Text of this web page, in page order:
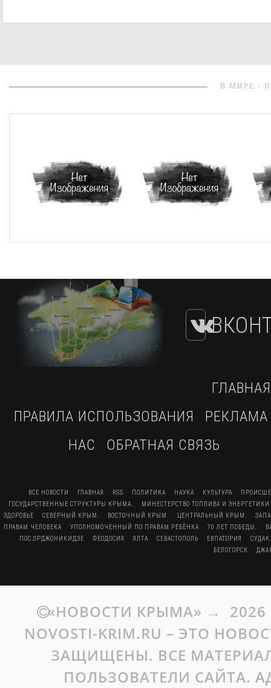
В МИРЕ -
ГЛАВНАЯ
ПРАВИЛА ИСПОЛЬЗОВАНИЯ
РЕКЛАМА
НАС
ОБРАТНАЯ СВЯЗЬ
ВСЕ НОВОСТИ ГЛАВНАЯ RSS ПОЛИТИКА НАУКА КУЛЬТУРА
ГОСУДАРСТВЕННЫЕ СТРУКТУРЫ КРЫМА.
МИНЕСТЕРСТВО ТОПЛИВА И
ЗДОРОВЬЕ
СЕВЕРНЫЙ КРЫМ. ВОСТОЧНЫЙ КРЫМ. ЦЕНТРАЛЬНЫЙ КРЫМ.
ПРАВАМ ЧЕЛОВЕКА
УПОЛНОМОЧЕННЫЙ ПО ПРАВАМ РЕБЁНКА 70 ЛЕТ ПОБЕДЫ.
ПОС.ОРДЖОНИКИДЗЕ
ФЕОДОСИЯ ЯЛТА СЕВАСТОПОЛЬ ЕВПАТОРИЯ
СУДАК
БЕЛОГОРСК
«НОВОСТИ КРЫМА» → 2026
NOVOSTI-KRIM.RU – ЭТО
ЗАЩИЩЕНЫ. ВСЕ
ПОЛЬЗОВАТЕЛИ САЙТА.